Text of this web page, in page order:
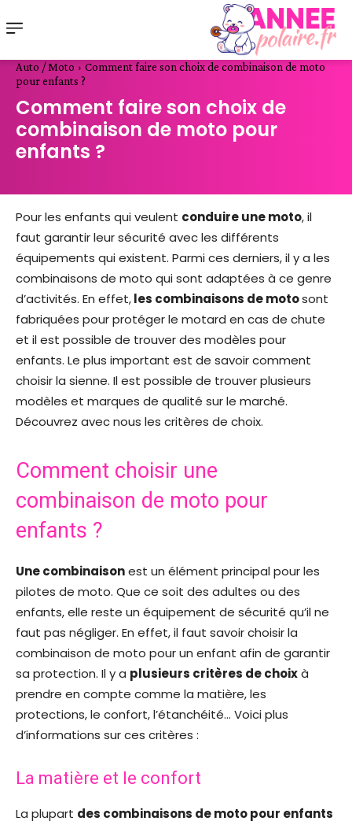
Auto / Moto
Comment faire son choix de combinaison de moto
pour enfants ?
Comment faire son choix de
combinaison de moto pour
enfants ?
Pour les enfants qui veulent conduire une moto, il
faut garantir leur sécurité avec les différents
équipements qui existent. Parmi ces derniers, il y a les
combinaisons de moto qui sont adaptées à ce genre
d’activités. En effet,les combinaisons de motosont
fabriquées pour protéger le motard en cas de chute
et il est possible de trouver des modèles pour
enfants. Le plus important est de savoir comment
choisir la sienne. Il est possible de trouver plusieurs
modèles et marques de qualité sur le marché.
Découvrez avec nous les critères de choix.
Comment choisir une
combinaison de moto pour
enfants ?
Une combinaisonest un élément principal pour les
pilotes de moto. Que ce soit des adultes ou des
enfants, elle reste un équipement de sécurité qu’il ne
faut pas négliger. En effet, il faut savoir choisir la
combinaison de moto pour un enfant afin de garantir
sa protection. Il y a plusieurs critères de choixà
prendre en compte comme la matière, les
protections, le confort, l’étanchéité… Voici plus
d’informations sur ces critères :
La matière et le confort
La plupart des combinaisons de moto pour enfants